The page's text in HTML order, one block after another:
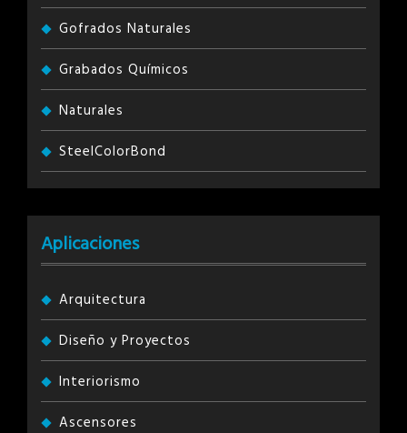
Gofrados Naturales
Grabados Químicos
Naturales
SteelColorBond
Aplicaciones
Arquitectura
Diseño y Proyectos
Interiorismo
Ascensores